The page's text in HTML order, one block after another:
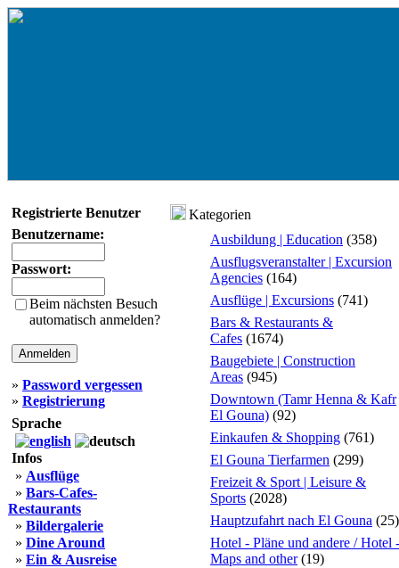
Registrierte Benutzer
Benutzername:
Passwort:
Beim nächsten Besuch
automatisch anmelden?
» Password vergessen
» Registrierung
Sprache
Infos
» Ausflüge
» Bars-Cafes-
Restaurants
» Bildergalerie
» Dine Around
» Ein & Ausreise
Kategorien
Ausbildung | Education (358)
Ausflugsveranstalter | Excursion
Agencies (164)
Ausflüge | Excursions (741)
Bars & Restaurants &
Cafes (1674)
Baugebiete | Construction
Areas (945)
Downtown (Tamr Henna & Kafr
El Gouna) (92)
Einkaufen & Shopping (761)
El Gouna Tierfarmen (299)
Freizeit & Sport | Leisure &
Sports (2028)
Hauptzufahrt nach El Gouna (25)
Hotel - Pläne und andere / Hotel -
Maps and other(19)